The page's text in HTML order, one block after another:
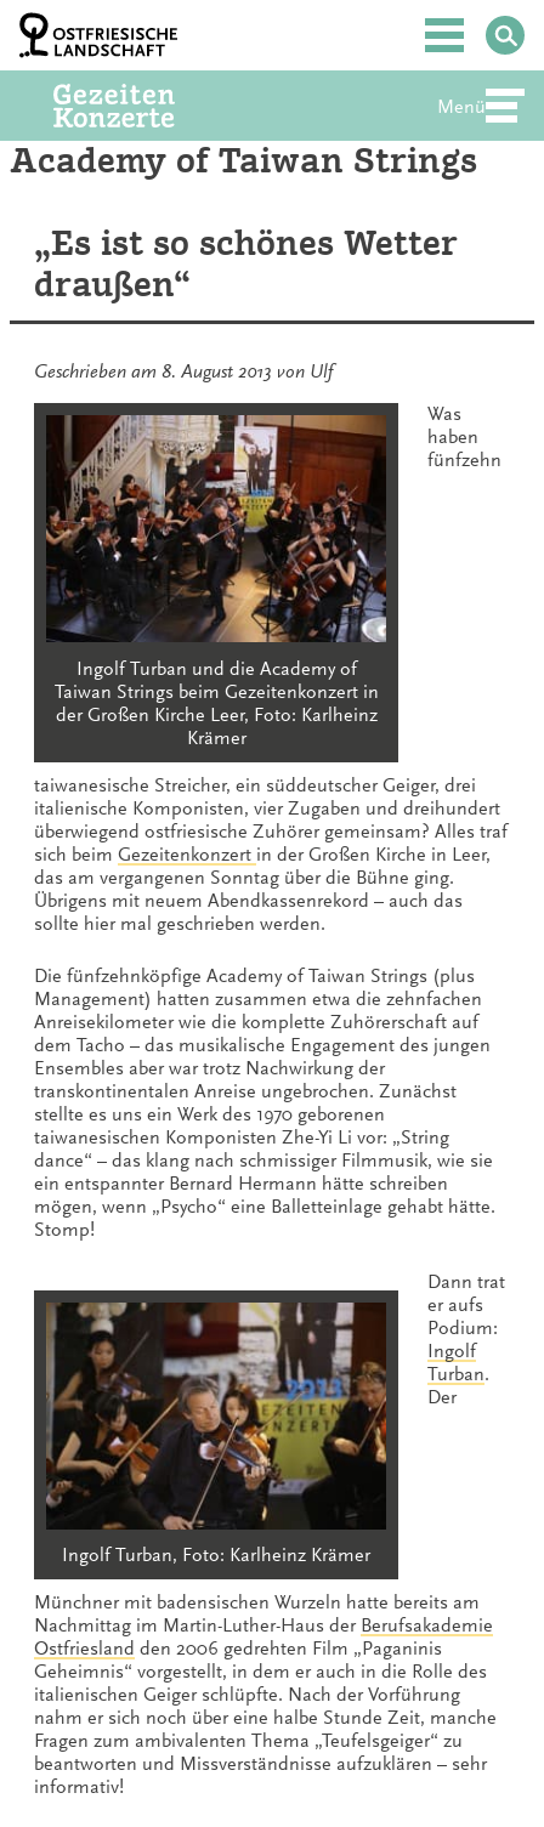
Zum
Inhalt
springen
Hauptmenü
Menü
Academy of Taiwan Strings
„Es ist so schönes Wetter
draußen“
Geschrieben am 8. August 2013 von Ulf
Ingolf Turban und die Academy of
Taiwan Strings beim Gezeitenkonzert in
der Großen Kirche Leer, Foto: Karlheinz
Krämer
Was
haben
fünfzehn
taiwanesische Streicher, ein süddeutscher Geiger, drei
italienische Komponisten, vier Zugaben und dreihundert
überwiegend ostfriesische Zuhörer gemeinsam? Alles traf
sich beim Gezeitenkonzert in der Großen Kirche in Leer,
das am vergangenen Sonntag über die Bühne ging.
Übrigens mit neuem Abendkassenrekord – auch das
sollte hier mal geschrieben werden.
Die fünfzehnköpfige Academy of Taiwan Strings (plus
Management) hatten zusammen etwa die zehnfachen
Anreisekilometer wie die komplette Zuhörerschaft auf
dem Tacho – das musikalische Engagement des jungen
Ensembles aber war trotz Nachwirkung der
transkontinentalen Anreise ungebrochen. Zunächst
stellte es uns ein Werk des 1970 geborenen
taiwanesischen Komponisten Zhe-Yi Li vor: „String
dance“ – das klang nach schmissiger Filmmusik, wie sie
ein entspannter Bernard Hermann hätte schreiben
mögen, wenn „Psycho“ eine Balletteinlage gehabt hätte.
Stomp!
Ingolf Turban, Foto: Karlheinz Krämer
Dann trat
er aufs
Podium:
Ingolf
Turban.
Der
Münchner mit badensischen Wurzeln hatte bereits am
Nachmittag im Martin-Luther-Haus der Berufsakademie
Ostfriesland den 2006 gedrehten Film „Paganinis
Geheimnis“ vorgestellt, in dem er auch in die Rolle des
italienischen Geiger schlüpfte. Nach der Vorführung
nahm er sich noch über eine halbe Stunde Zeit, manche
Fragen zum ambivalenten Thema „Teufelsgeiger“ zu
beantworten und Missverständnisse aufzuklären – sehr
informativ!